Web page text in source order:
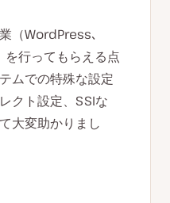
（WordPress､
を行ってもらえる点
ムでの特殊な設定
クト設定、SSIな
大変助かりまし